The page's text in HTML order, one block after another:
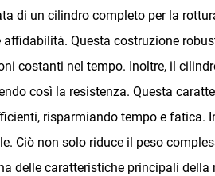
di un cilindro completo per la
Questa costruzione
costanti nel tempo. Inoltre, il
così la resistenza. Questa
risparmiando tempo e fatica.
Ciò non solo riduce il peso
delle caratteristiche principali